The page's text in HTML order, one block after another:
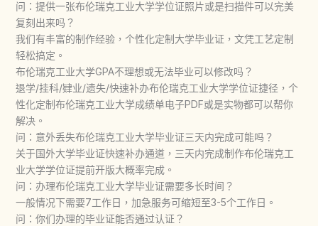
问：提供一张布伦瑞克工业大学学位证照片或是扫描件可以完美
复刻出来吗？
我们有丰富的制作经验，个性化定制大学毕业证，文凭工艺定制
轻松搞定。
布伦瑞克工业大学GPA不理想或无法毕业可以修改吗？
退学/挂科/肄业/遗失/快速补办布伦瑞克工业大学学位证捷径，个
性化定制布伦瑞克工业大学成绩单电子PDF或是实物都可以帮你
解决。
问：意外丢失布伦瑞克工业大学毕业证三天内完成可能吗？
关于国外大学毕业证快速补办通道，三天内完成制作布伦瑞克工
业大学学位证提前开版大概率完成。
问：办理布伦瑞克工业大学毕业证需要多长时间？
一般情况下需要7工作日，加急服务可缩短至3-5个工作日。
问：你们办理的毕业证能否通过认证？